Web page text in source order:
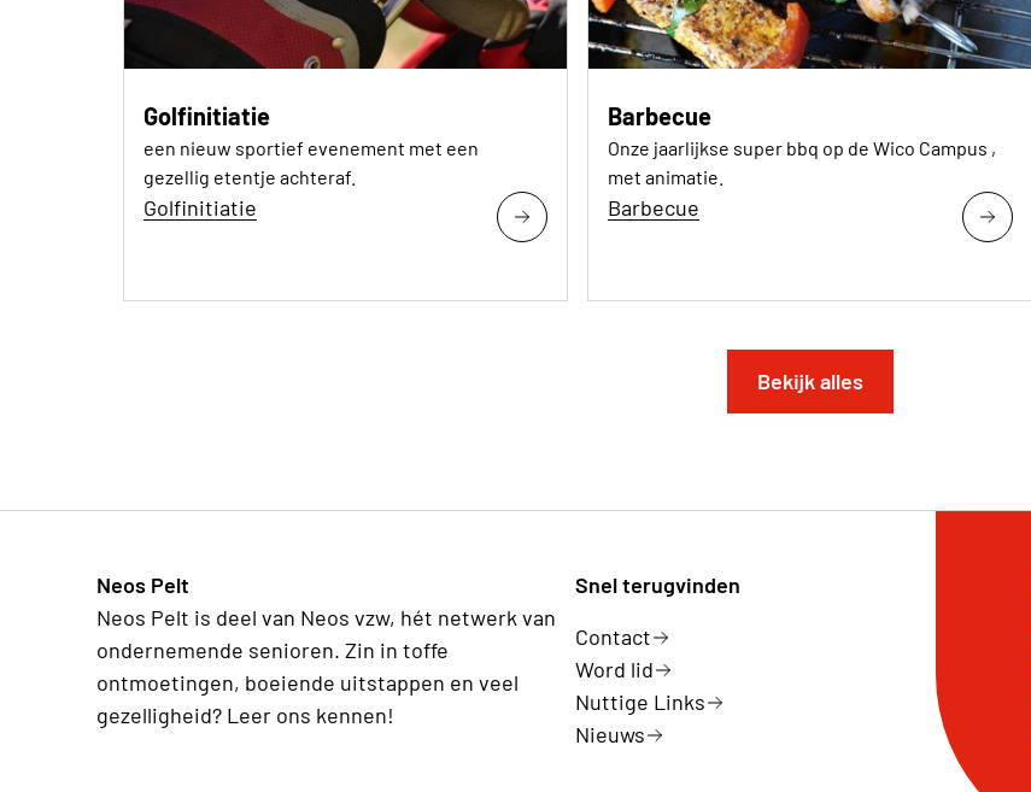
Golfinitiatie
een nieuw sportief evenement met een
gezellig etentje achteraf.
Golfinitiatie
Barbecue
Onze jaarlijkse super bbq op de Wico Campus ,
met animatie.
Barbecue
Bekijk alles
Neos Pelt
Neos Pelt is deel van Neos vzw, hét netwerk van
ondernemende senioren. Zin in toffe
ontmoetingen, boeiende uitstappen en veel
gezelligheid? Leer ons kennen!
Snel terugvinden
Contact
Word lid
Nuttige Links
Nieuws